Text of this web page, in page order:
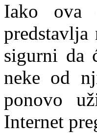
Iako ova
predstavlja
sigurni da
neke od
ponovo
Internet